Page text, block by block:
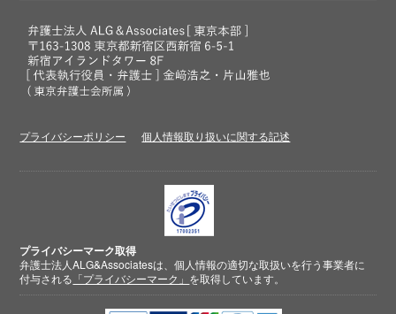
プライバシーポリシー 個人情報取り扱いに関する記述
プライバシーマーク取得
弁護士法人ALG&Associatesは、個人情報の適切な取扱いを行う事業者に
付与される 「プライバシーマーク」 を取得しています。